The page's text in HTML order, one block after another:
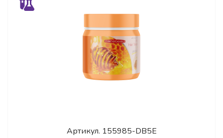
Артикул. 155985-DB5E